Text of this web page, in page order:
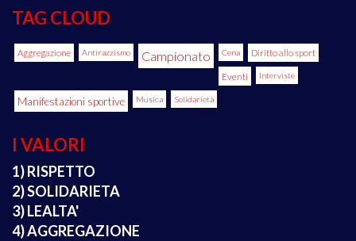
TAG CLOUD
Aggregazione Antirazzismo Campionato Cena Diritto allo sport
Eventi Interviste
Manifestazioni sportive Musica Solidarietà
I VALORI
1) RISPETTO
2) SOLIDARIETA
3) LEALTA'
4) AGGREGAZIONE